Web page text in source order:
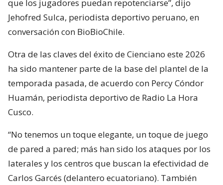
que los jugadores puedan repotenciarse”, dijo
Jehofred Sulca, periodista deportivo peruano, en
conversación con BioBioChile.
Otra de las claves del éxito de Cienciano este 2026
ha sido mantener parte de la base del plantel de la
temporada pasada, de acuerdo con Percy Cóndor
Huamán, periodista deportivo de Radio La Hora
Cusco.
“No tenemos un toque elegante, un toque de juego
de pared a pared; más han sido los ataques por los
laterales y los centros que buscan la efectividad de
Carlos Garcés (delantero ecuatoriano). También